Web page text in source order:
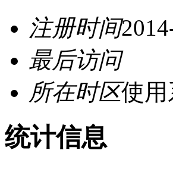
注册时间
最后访问
所在时区使用
统计信息